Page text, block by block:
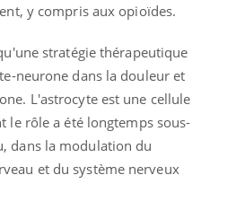
y compris aux opioïdes.
stratégie thérapeutique
neurone dans la douleur et
L'astrocyte est une cellule
le rôle a été longtemps sous-
dans la modulation du
et du système nerveux